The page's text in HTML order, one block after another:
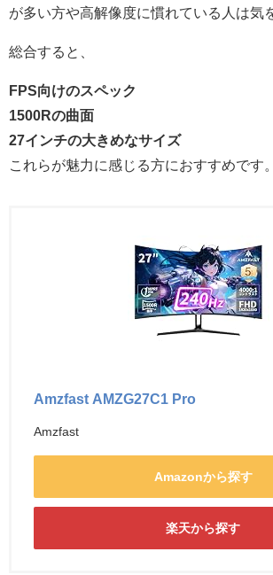
が多い方や高解像度に慣れている人は気
総合すると、
FPS向けのスペック
1500Rの曲面
27インチの大きめなサイズ
これらが魅力に感じる方におすすめです。
Amzfast AMZG27C1 Pro
Amzfast
Amazonから探す
楽天から探す